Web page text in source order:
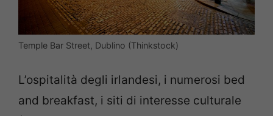
Temple Bar Street, Dublino (Thinkstock)
L’ospitalità degli irlandesi, i numerosi bed
and breakfast, i siti di interesse culturale